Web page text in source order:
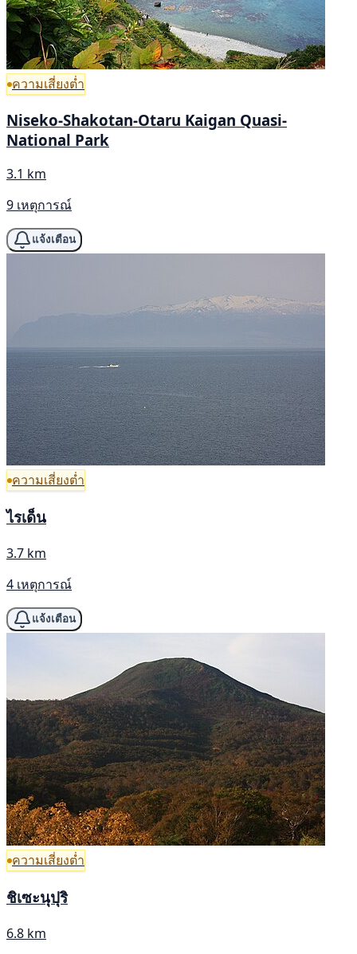
ความเสี่ยงต่ำ
Niseko-Shakotan-Otaru Kaigan Quasi-
National Park
3.1 km
9 เหตุการณ์
แจ้งเตือน
ความเสี่ยงต่ำ
ไรเด็น
3.7 km
4 เหตุการณ์
แจ้งเตือน
ความเสี่ยงต่ำ
ชิเซะนุปุริ
6.8 km